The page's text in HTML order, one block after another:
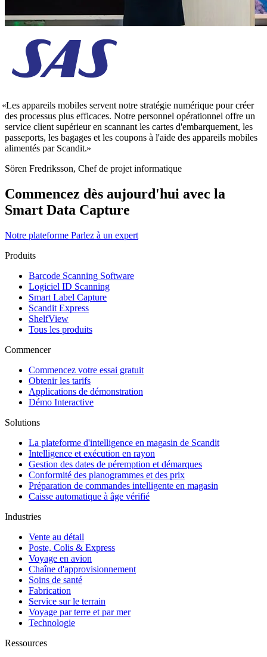
Les appareils mobiles servent notre stratégie numérique pour créer
des processus plus efficaces. Notre personnel opérationnel offre un
service client supérieur en scannant les cartes d'embarquement, les
passeports, les bagages et les coupons à l'aide des appareils mobiles
alimentés par Scandit.
Sören Fredriksson, Chef de projet informatique
Commencez dès aujourd'hui avec la
Smart Data Capture
Notre plateforme Parlez à un expert
Produits
Barcode Scanning Software
Logiciel ID Scanning
Smart Label Capture
Scandit Express
ShelfView
Tous les produits
Commencer
Commencez votre essai gratuit
Obtenir les tarifs
Applications de démonstration
Démo Interactive
Solutions
La plateforme d'intelligence en magasin de Scandit
Intelligence et exécution en rayon
Gestion des dates de péremption et démarques
Conformité des planogrammes et des prix
Préparation de commandes intelligente en magasin
Caisse automatique à âge vérifié
Industries
Vente au détail
Poste, Colis & Express
Voyage en avion
Chaîne d'approvisionnement
Soins de santé
Fabrication
Service sur le terrain
Voyage par terre et par mer
Technologie
Ressources